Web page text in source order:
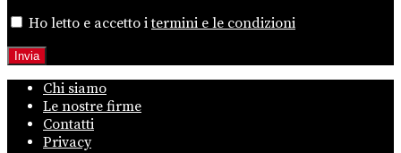
Ho letto e accetto itermini e le condizioni
Chi siamo
Le nostre firme
Contatti
Privacy